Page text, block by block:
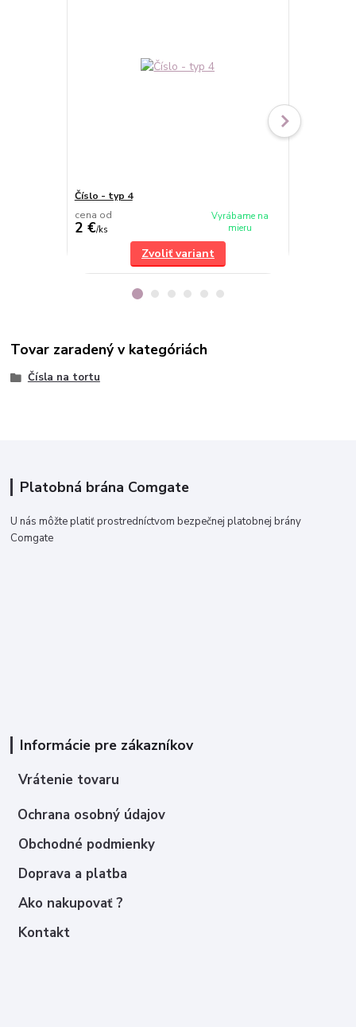
Číslo - typ 4
cena od
2 €/ks
Vyrábame na
mieru
Zvoliť variant
Tovar zaradený v kategóriách
Čísla na tortu
Platobná brána Comgate
U nás môžte platiť prostredníctvom bezpečnej platobnej brány
Comgate
Informácie pre zákazníkov
Vrátenie tovaru
Ochrana osobný údajov
Obchodné podmienky
Doprava a platba
Ako nakupovať ?
Kontakt